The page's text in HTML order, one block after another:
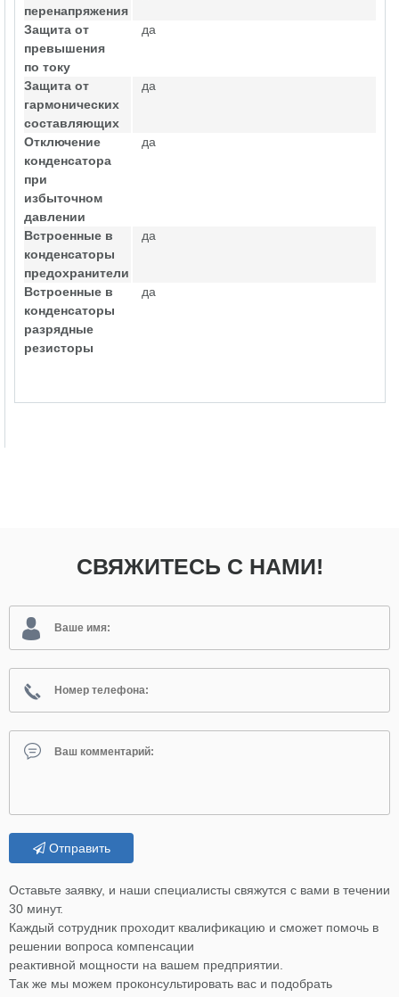
перенапряжения
Защита от
превышения
по току
да
Защита от
гармонических
составляющих
да
Отключение
конденсатора
при
избыточном
давлении
да
Встроенные в
конденсаторы
предохранители
да
Встроенные в
конденсаторы
разрядные
резисторы
да
СВЯЖИТЕСЬ С НАМИ!
Отправить
Оставьте заявку, и наши специалисты свяжутся с вами в течении
30 минут.
Каждый сотрудник проходит квалификацию и сможет помочь в
решении вопроса компенсации
реактивной мощности на вашем предприятии.
Так же мы можем проконсультировать вас и подобрать